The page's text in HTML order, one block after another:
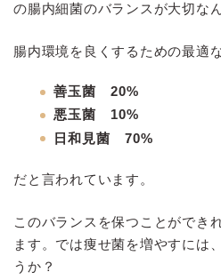
の腸内細菌のバランスが大切なん
腸内環境を良くするための最
善玉菌 20%
悪玉菌 10%
日和見菌 70%
だと言われています。
このバランスを保つことができ
ます。では痩せ菌を増やすには
うか？